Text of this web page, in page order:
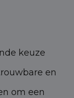
keuze
en
om een